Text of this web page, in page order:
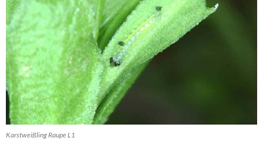
Karstweißling Raupe L1